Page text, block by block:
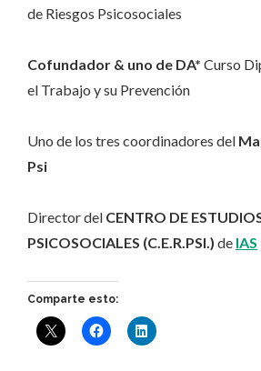
de Riesgos Psicosociales
Cofundador & uno de DA* Curso
el Trabajo y su Prevención
Uno de los tres coordinadores del
Psi
Director del CENTRO DE
PSICOSOCIALES (C.E.R.PSI.) de IAS
Comparte esto: